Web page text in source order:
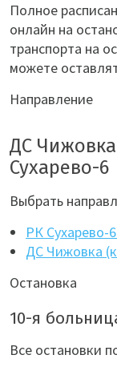
Полное
онлайн на
транспорта на
можете
Направление
ДС
Сухарево-6
Выбрать
РК Сухарево-
ДС Чижовка
Остановка
10-я
Все остановки